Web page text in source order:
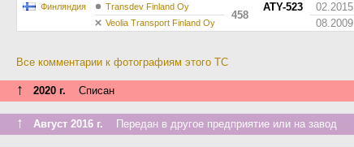
Финляндия
ATY-523
Transdev Finland Oy
458
02.2015
Veolia Transport Finland Oy 08.2009
Все комментарии к фотографиям этого ТС
↑ 2020 г. Списан
↑ Август 2016 г. Передан в другое предприятие или на завод